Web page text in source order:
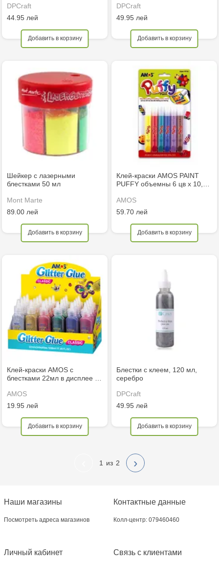
DPCraft
44.95 лей
Добавить в корзину
DPCraft
49.95 лей
Добавить в корзину
Шейкер с лазерными
блестками 50 мл
Mont Marte
89.00 лей
Добавить в корзину
Клей-краски AMOS PAINT
PUFFY объемны 6 цв х 10,…
AMOS
59.70 лей
Добавить в корзину
Клей-краски AMOS с
блестками 22мл в дисплее …
AMOS
19.95 лей
Добавить в корзину
Блестки с клеем, 120 мл,
серебро
DPCraft
49.95 лей
Добавить в корзину
1 2 ›
Наши магазины
Посмотреть адреса магазинов
Связь с клиентами
Личный кабинет
Контактные данные
Колл-центр: 079460460